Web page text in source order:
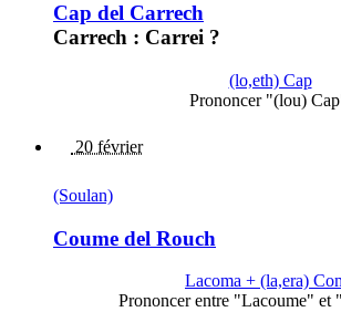
Cap del Carrech
Carrech : Carrei ?
(lo,eth) Cap
Prononcer "(lou)
20 février
(Soulan)
Coume del Rouch
Lacoma + (la,era)
Prononcer entre "Lacoume" et